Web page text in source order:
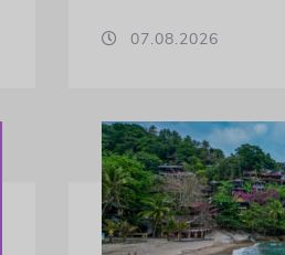
07.08.2026